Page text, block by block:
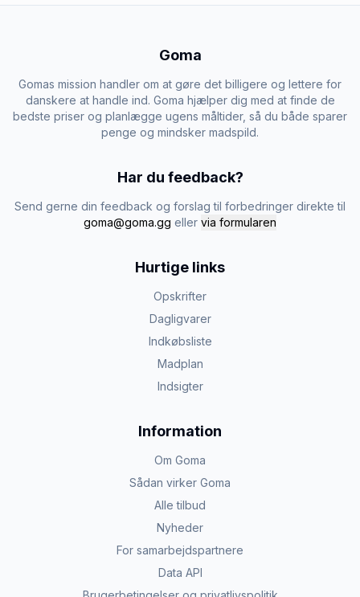
Goma
Gomas mission handler om at gøre det billigere og lettere for
danskere at handle ind. Goma hjælper dig med at finde de
bedste priser og planlægge ugens måltider, så du både sparer
penge og mindsker madspild.
Har du feedback?
Send gerne din feedback og forslag til forbedringer direkte til
goma@goma.gg eller via formularen
Hurtige links
Opskrifter
Dagligvarer
Indkøbsliste
Madplan
Indsigter
Information
Om Goma
Sådan virker Goma
Alle tilbud
Nyheder
For samarbejdspartnere
Data API